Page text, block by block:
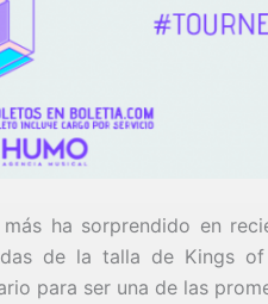
ha sorprendido en
de la talla de Kings of
para ser una de las